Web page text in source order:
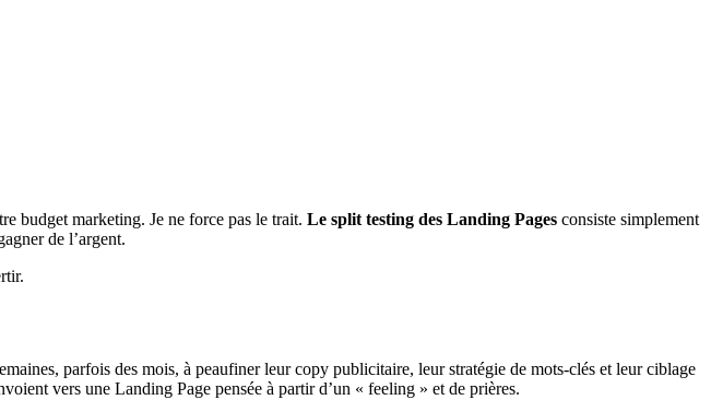
budget marketing. Je ne force pas le trait. Le split testing des Landing Pages consiste simplement
de l’argent.
parfois des mois, à peaufiner leur copy publicitaire, leur stratégie de mots-clés et leur ciblage
vers une Landing Page pensée à partir d’un « feeling » et de prières.